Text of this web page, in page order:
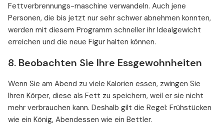
Fettverbrennungs-maschine verwandeln. Auch jene
Personen, die bis jetzt nur sehr schwer abnehmen konnten,
werden mit diesem Programm schneller ihr Idealgewicht
erreichen und die neue Figur halten können.
8. Beobachten Sie Ihre Essgewohnheiten
Wenn Sie am Abend zu viele Kalorien essen, zwingen Sie
Ihren Körper, diese als Fett zu speichern, weil er sie nicht
mehr verbrauchen kann. Deshalb gilt die Regel: Frühstücken
wie ein König, Abendessen wie ein Bettler.